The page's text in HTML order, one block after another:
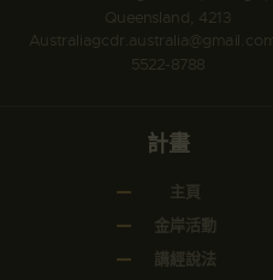
Queensland, 4213
Australia gcdr.australia@gmail.com
5522-8788
計畫
主頁
金岸活動
講經說法